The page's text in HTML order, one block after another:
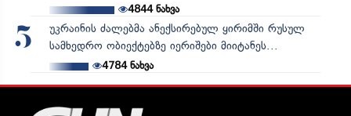
4844ნახვა
5
უკრაინის ძალებმა ანექსირებულ ყირიმში რუსულ
სამხედრო ობიექტებზე იერიშები მიიტანეს...
4784ნახვა